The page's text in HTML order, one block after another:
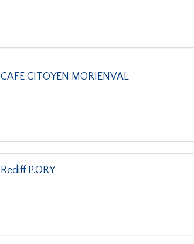
CAFE CITOYEN MORIENVAL
Rediff P.ORY